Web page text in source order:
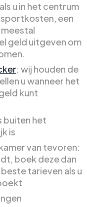
u in het centrum
een
geld uitgeven om
: wij houden de
u wanneer het
kunt
buiten het
is
van tevoren:
boek deze dan
tarieven als u